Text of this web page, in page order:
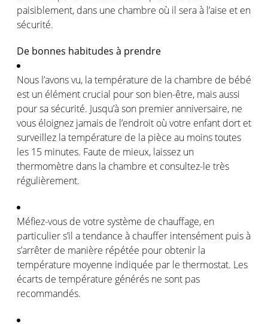
paisiblement, dans une chambre où il sera à l’aise et en
sécurité.
De bonnes habitudes à prendre
Nous l’avonsvu, latempérature de la chambre de bébé
est un élément crucial pour son bien-être, maisaussi
poursasécurité. Jusqu’àson premieranniversaire, ne
vous éloignez jamais de l’endroit où votre enfant dort et
surveillez latempérature de la pièce au moinstoutes
les 15 minutes. Faute de mieux, laissez un
thermomètre dans la chambre et consultez-le très
régulièrement.
Méfiez-vous de votre système de chauffage, en
particuliers’il a tendance à chauffer intensément puisà
s’arrêter de manière répétée pour obtenir la
température moyenne indiquée par le thermostat. Les
écarts de température générés ne sont pas
recommandés.